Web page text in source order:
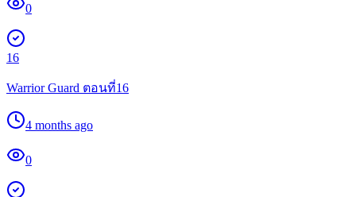
0
16
Warrior Guard ตอนที่16
4 months ago
0